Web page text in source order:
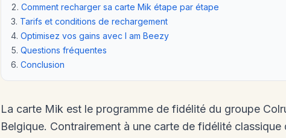
Comment recharger sa carte Mik étape par étape
Tarifs et conditions de rechargement
Optimisez vos gains avec I am Beezy
Questions fréquentes
Conclusion
La carte Mik est le programme de fidélité du groupe
Belgique. Contrairement à une carte de fidélité